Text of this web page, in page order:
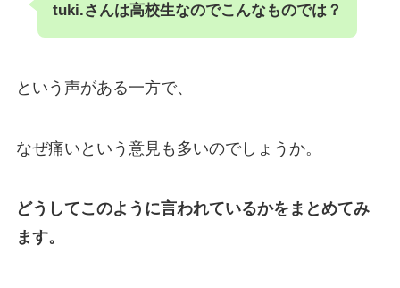
tuki.さんは高校生なのでこんなものでは？
という声がある一方で、
なぜ痛いという意見も多いのでしょうか。
どうしてこのように言われているかをまとめてみ
ます。